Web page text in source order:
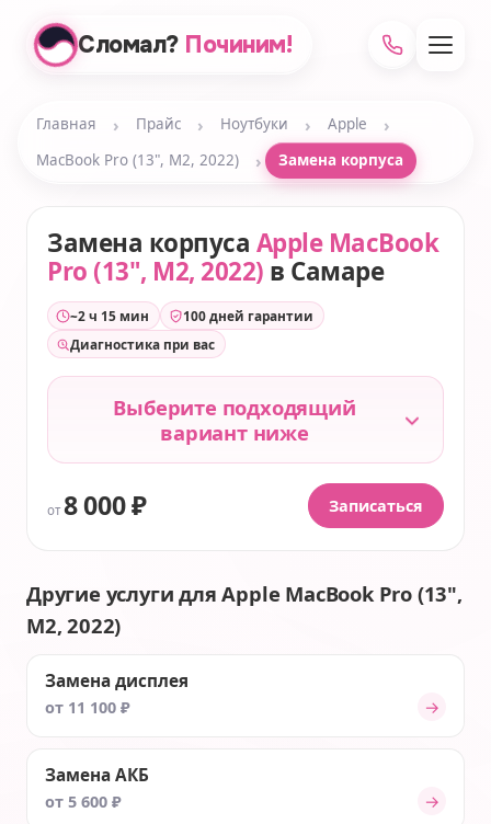
Сломал? Починим!
Главная › Прайс › Ноутбуки › Apple ›
MacBook Pro (13", M2, 2022) › Замена корпуса
Замена корпуса Apple MacBook
Pro (13", M2, 2022) в Самаре
~2 ч 15 мин
100 дней гарантии
Диагностика при вас
Выберите подходящий
вариант ниже
от 8 000 ₽ Записаться
Другие услуги для Apple MacBook Pro (13",
M2, 2022)
Замена дисплея
от 11 100 ₽ →
Замена АКБ
от 5 600 ₽ →